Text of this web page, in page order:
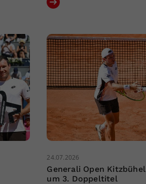
24.07.2026
Generali Open
um 3. Doppeltitel